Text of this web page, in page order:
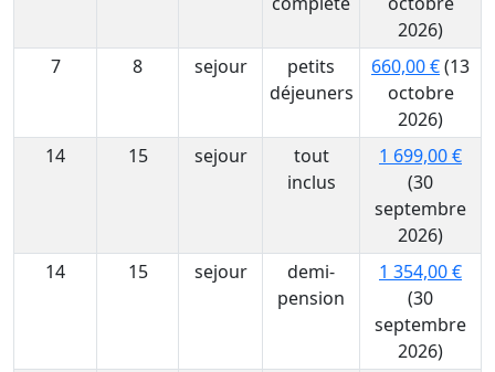
2026)
7
8 sejour
petits
déjeuners
660,00 €(13
octobre
2026)
14
15 sejour
tout
inclus
1 699,00 €
(30
septembre
2026)
14
15 sejour
demi-
pension
1 354,00 €
(30
septembre
2026)